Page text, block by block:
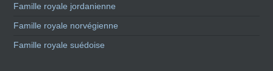
Famille royale jordanienne
Famille royale norvégienne
Famille royale suédoise